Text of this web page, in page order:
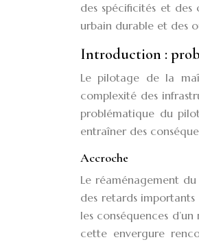
des spécificités et des
urbain durable et des
Introduction :
Le pilotage de la
complexité des
problématique du
entraîner des
Accroche
Le réaménagement du
des retards
les conséquences
cette envergure